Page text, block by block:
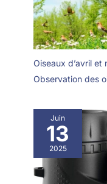
Oiseaux d’avril et
Observation des
Juin
13
2025